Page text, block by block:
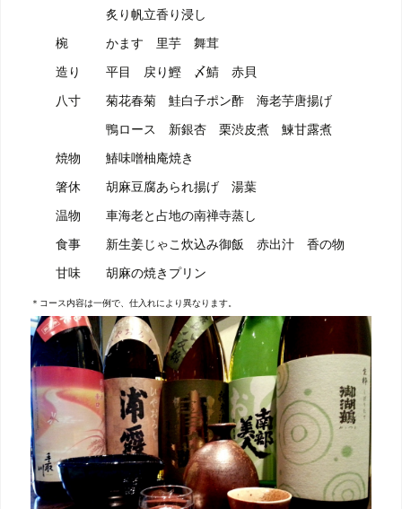
炙り帆立香り浸し
椀 かます 里芋 舞茸
造り 平目 戻り鰹 〆鯖 赤貝
八寸 菊花春菊 鮭白子ポン酢 海老芋唐揚げ
鴨ロース 新銀杏 栗渋皮煮 鰊甘露煮
焼物 鰆味噌柚庵焼き
箸休 胡麻豆腐あられ揚げ 湯葉
温物 車海老と占地の南禅寺蒸し
食事 新生姜じゃこ炊込み御飯 赤出汁 香の物
甘味 胡麻の焼きプリン
＊コース内容は一例で、仕入れにより異なります。